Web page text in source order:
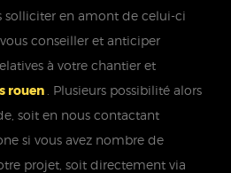
solliciter en amont de celui-ci
conseiller et anticiper
à votre chantier et
rouen
. Plusieurs possibilité alors
soit en nous contactant
si vous avez nombre de
projet, soit directement via